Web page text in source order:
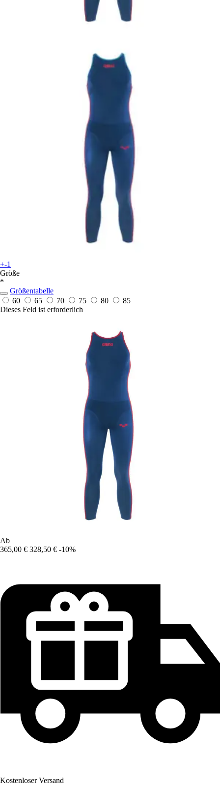
+-1
Größe
*
Größentabelle
60
65 70 75 80
85
Dieses Feld ist erforderlich
Ab
365,00 € 328,50 € -10%
Kostenloser Versand